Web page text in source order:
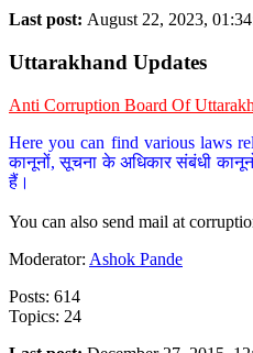
Last post: August 22, 2023,
Uttarakhand Updates
Anti Corruption Board Of
Here you can find various laws
कानूनों, सूचना के अधिकार संबंधी
हैं।
You can also send mail at
Moderator: Ashok Pande
Posts: 614
Topics: 24